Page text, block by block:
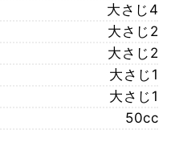
大さじ4
大さじ2
大さじ2
大さじ1
大さじ1
50cc